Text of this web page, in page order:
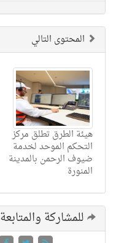
المحتوى التالي
هيئة الطرق تطلق مركز
التحكم الموحد لخدمة
ضيوف الرحمن بالمدينة
المنورة
للمشاركة والمتابعة